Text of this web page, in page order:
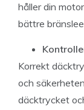
håller din
bättre
Korrekt
och
däcktrycket